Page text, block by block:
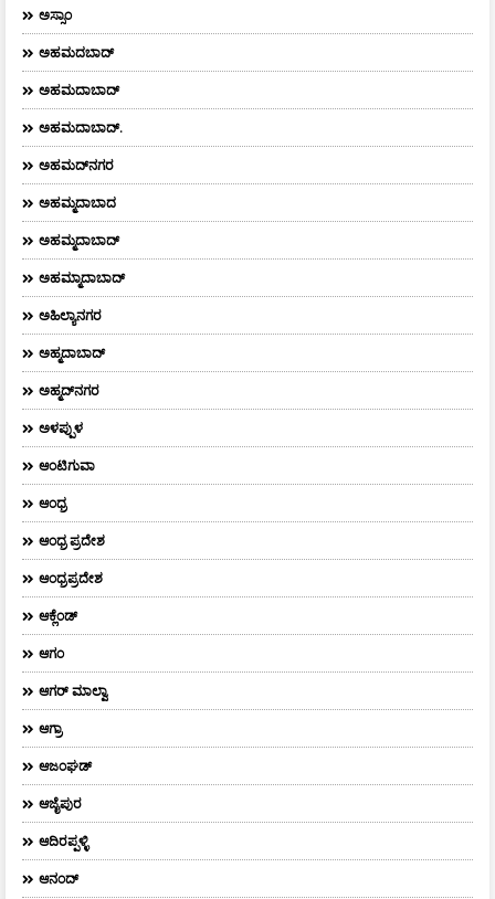
ಅಸ್ಸಾಂ
ಅಹಮದಬಾದ್
ಅಹಮದಾಬಾದ್
ಅಹಮದಾಬಾದ್‌.
ಅಹಮದ್‌ನಗರ
ಅಹಮ್ಮದಾಬಾದ
ಅಹಮ್ಮದಾಬಾದ್
ಅಹಮ್ಮಾದಾಬಾದ್
ಅಹಿಲ್ಯಾನಗರ
ಅಹ್ಮದಾಬಾದ್
ಅಹ್ಮದ್‌ನಗರ
ಅಳಪ್ಪುಳ
ಆಂಟಿಗುವಾ
ಆಂಧ್ರ
ಆಂಧ್ರ ಪ್ರದೇಶ
ಆಂಧ್ರಪ್ರದೇಶ
ಆಕ್ಲೆಂಡ್
ಆಗಂ
ಆಗರ್‌ ಮಾಲ್ವಾ
ಆಗ್ರಾ
ಆಜಂಘಡ್
ಆಜೈಪುರ
ಆದಿರಪ್ಪಳ್ಳಿ
ಆನಂದ್‌